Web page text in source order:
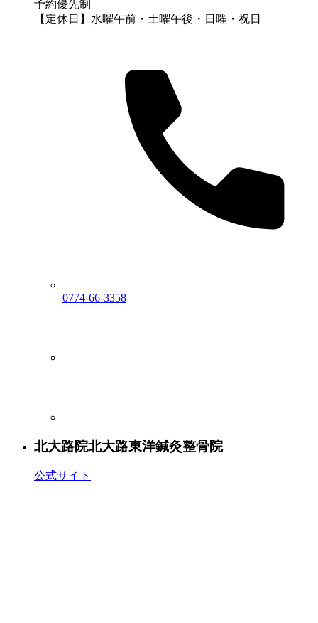
予約優先制
【定休日】水曜午前・土曜午後・日曜・祝日
0774-66-3358
北大路院北大路東洋鍼灸整骨院
公式サイト